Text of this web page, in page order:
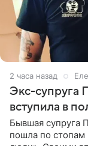
2 часа назад
Экс-супруга
вступила в
Бывшая супруга
пошла по стопам